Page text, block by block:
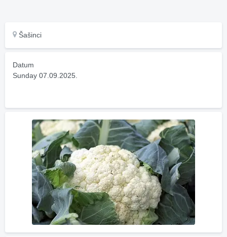
Šašinci
Datum
Sunday 07.09.2025.